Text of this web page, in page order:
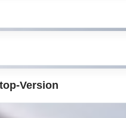
Version